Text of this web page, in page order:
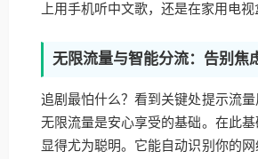
上用手机听中文歌，还是在家用电视
无限流量与智能分流：告别焦
追剧最怕什么？看到关键处提示流
无限流量是安心享受的基础。在此
显得尤为聪明。它能自动识别你的